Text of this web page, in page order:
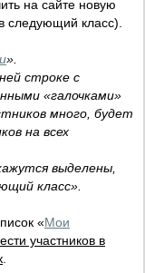
на сайте новую
следующий класс).
».
строке с
«галочками»
много, будет
на всех
выделены,
класс».
«Мои
участников в